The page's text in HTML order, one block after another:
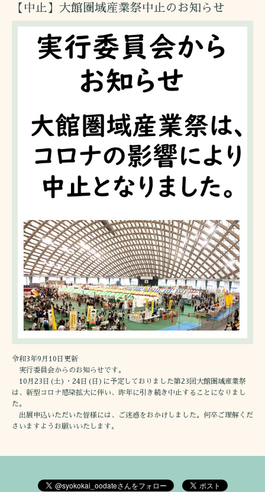
【中止】大館圏域産業祭中止のお知らせ
令和3年9月10日更新
実行委員会からのお知らせです。
10月23日(土)・24日(日)に予定しておりました第23回大館圏域産業祭
は、新型コロナ感染拡大に伴い、昨年に引き続き中止することになりまし
た。
出展申込いただいた皆様には、ご迷惑をおかけしました。何卒ご理解くだ
さいますようお願いいたします。